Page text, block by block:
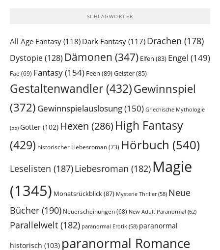
SCHLAGWÖRTER
All Age Fantasy (118) Dark Fantasy (117) Drachen (178)
Dystopie(128) Dämonen (347) Elfen (83) Engel (149)
Fae (69) Fantasy(154) Feen (89)Geister(85)
Gestaltenwandler (432)Gewinnspiel
(372) Gewinnspielauslosung(150) Griechische Mythologie
(55) Götter (102) Hexen (286) High Fantasy
(429) historischer Liebesroman(73) Hörbuch (540)
Leselisten (187)Liebesroman (182) Magie
(1345) Monatsrückblick(87) Mysterie Thriller(58) Neue
Bücher (190) Neuerscheinungen(68) New Adult Paranormal (62)
Parallelwelt (182) paranormal Erotik (58) paranormal
historisch (103) paranormal Romance